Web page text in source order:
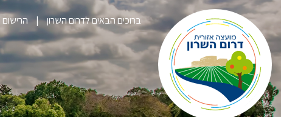
ברוכים הבאים לדרום השרון הרישום